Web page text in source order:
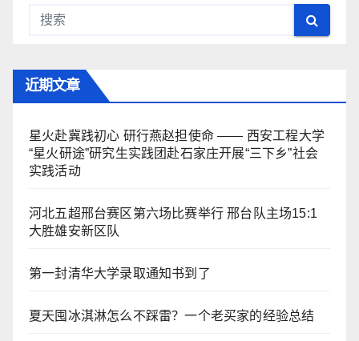
近期文章
星火赴冀践初心 研行燕赵担使命 —— 西安工程大学
“星火研途”研究生实践团赴石家庄开展“三下乡”社会
实践活动
河北五超邢台赛区第六场比赛举行 邢台队主场15:1
大胜雄安新区队
第一封清华大学录取通知书到了
夏天囤冰淇淋怎么不踩雷？一个老买家的经验总结